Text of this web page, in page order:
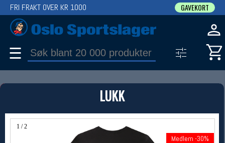
LUKK
1 / 2
Medlem -30%
FRI FRAKT OVER KR 1000 GAVEKORT
☰
PRODUKT
Produkter (1)
Bruk filter til å spisse søket